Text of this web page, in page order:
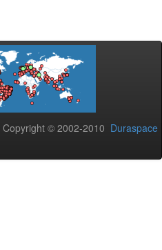
Copyright © 2002-2010 Duraspace